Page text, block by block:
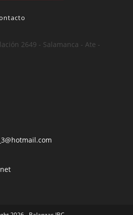
2649 - Salamanca - Ate -